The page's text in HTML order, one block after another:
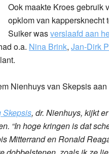
Ook maakte Kroes gebruik
opklom van kappersknecht
Suiker wasverslaafd aan
o.a. Nina Brink, Jan-Dirk
Nienhuys van Skepsis aan
Skepsis, dr. Nienhuys, kijkt
“In hoge kringen is dat
Mitterrand en Ronald